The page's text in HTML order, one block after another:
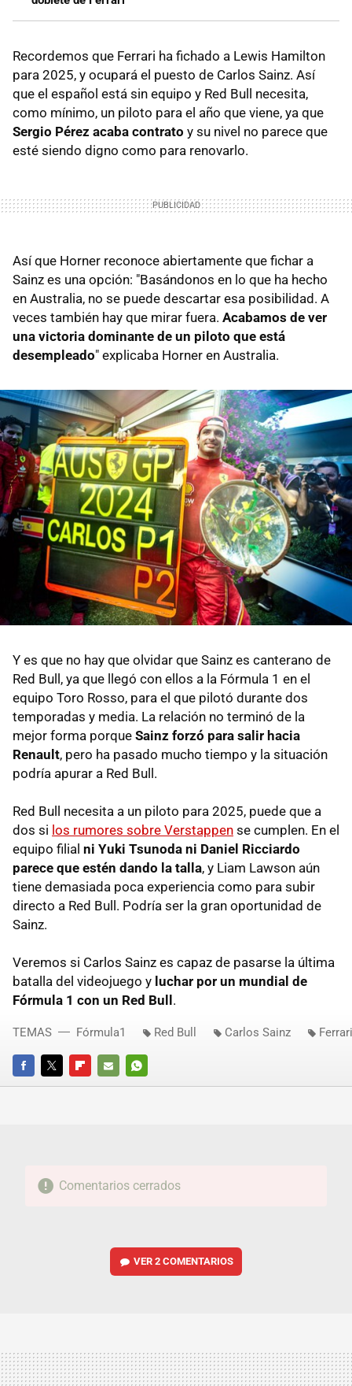
Recordemos que Ferrari ha fichado a Lewis Hamilton
para 2025, y ocupará el puesto de Carlos Sainz. Así
que el español está sin equipo y Red Bull necesita,
como mínimo, un piloto para el año que viene, ya que
Sergio Pérez acaba contrato y su nivel no parece que
esté siendo digno como para renovarlo.
Así que Horner reconoce abiertamente que fichar a
Sainz es una opción: "Basándonos en lo que ha hecho
en Australia, no se puede descartar esa posibilidad. A
veces también hay que mirar fuera. Acabamos de ver
una victoria dominante de un piloto que está
desempleado" explicaba Horner en Australia.
Y es que no hay que olvidar que Sainz es canterano de
Red Bull, ya que llegó con ellos a la Fórmula 1 en el
equipo Toro Rosso, para el que pilotó durante dos
temporadas y media. La relación no terminó de la
mejor forma porque Sainz forzó para salir hacia
Renault, pero ha pasado mucho tiempo y la situación
podría apurar a Red Bull.
Red Bull necesita a un piloto para 2025, puede que a
dos si los rumores sobre Verstappen se cumplen. En el
equipo filial ni Yuki Tsunoda ni Daniel Ricciardo
parece que estén dando la talla, y Liam Lawson aún
tiene demasiada poca experiencia como para subir
directo a Red Bull. Podría ser la gran oportunidad de
Sainz.
Veremos si Carlos Sainz es capaz de pasarse la última
batalla del videojuego y luchar por un mundial de
Fórmula 1 con un Red Bull.
FACEBOOKTWITTERFLIPBOARD
E-
WHATSAPP
TEMAS Fórmula1 Red Bull Carlos Sainz Ferrari
Comentarios cerrados
VER2 COMENTARIOS